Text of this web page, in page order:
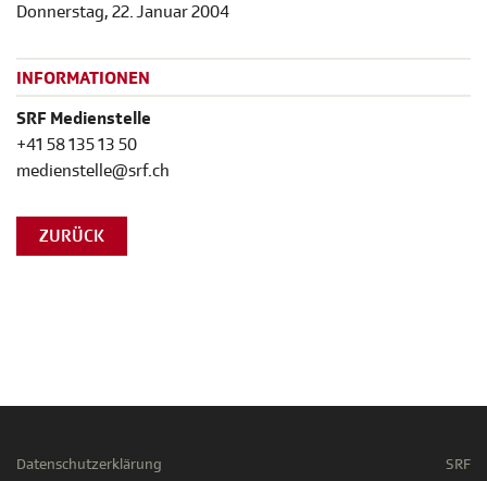
Donnerstag, 22. Januar 2004
INFORMATIONEN
SRF Medienstelle
+41 58 135 13 50
medienstelle@srf.ch
ZURÜCK
Datenschutzerklärung SRF